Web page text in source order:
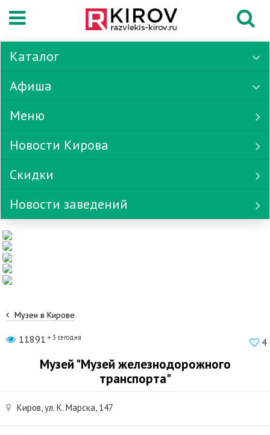
Каталог
Афиша
Меню
Новости Кирова
Скидки
Новости заведений
Музеи в Кирове
11891 + 3 сегодня 4
Музей "Музей железнодорожного
транспорта"
Киров, ул. К. Марска, 147